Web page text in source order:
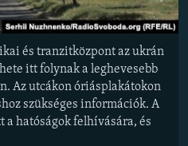
és tranzitközpont az ukrán
itt folynak a leghevesebb
Az utcákon óriásplakátokon
szükséges információk. A
a hatóságok felhívására, és